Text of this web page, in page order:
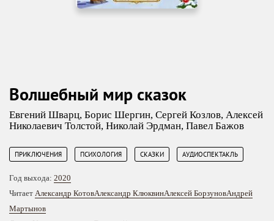
Волшебный мир сказок
Евгений Шварц, Борис Шергин, Сергей Козлов, Алексей
Николаевич Толстой, Николай Эрдман, Павел Бажов
ПРИКЛЮЧЕНИЯ ПСИХОЛОГИЯ СКАЗКИ АУДИОСПЕКТАКЛЬ
Год выхода: 2020
Читает Александр КотовАлександр КлюквинАлексей БорзуновАндрей
Мартынов